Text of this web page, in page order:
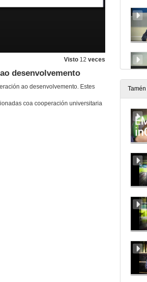
Visto 12 veces
desenvolvemento
ao desenvolvemento. Estes
coa cooperación universitaria